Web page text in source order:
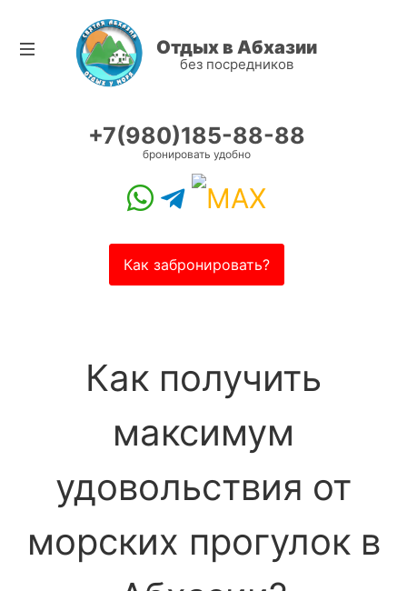
Отдых в Абхазии
без посредников
+7(980)185-88-88
бронировать удобно
Как забронировать?
Как получить
максимум
удовольствия от
морских прогулок в